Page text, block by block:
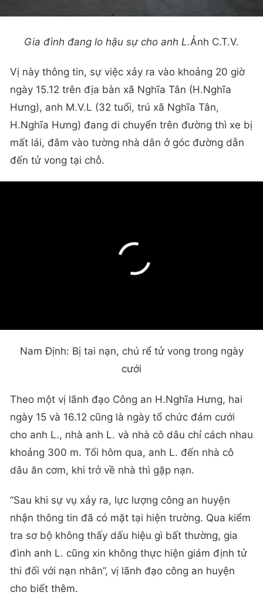
Gia đình đang lo hậu sự cho anh L.Ảnh C.T.V.
Vị này thông tin, sự việc xảy ra vào khoảng 20 giờ
ngày 15.12 trên địa bàn xã Nghĩa Tân (H.Nghĩa
Hưng), anh M.V.L (32 tuổi, trú xã Nghĩa Tân,
H.Nghĩa Hưng) đang di chuyển trên đường thì xe bị
mất lái, đâm vào tường nhà dân ở góc đường dẫn
đến tử vong tại chỗ.
Nam Định: Bị tai nạn, chú rể tử vong trong ngày
cưới
Theo một vị lãnh đạo Công an H.Nghĩa Hưng, hai
ngày 15 và 16.12 cũng là ngày tổ chức đám cưới
cho anh L., nhà anh L. và nhà cô dâu chỉ cách nhau
khoảng 300 m. Tối hôm qua, anh L. đến nhà cô
dâu ăn cơm, khi trở về nhà thì gặp nạn.
“Sau khi sự vụ xảy ra, lực lượng công an huyện
nhận thông tin đã có mặt tại hiện trường. Qua kiểm
tra sơ bộ không thấy dấu hiệu gì bất thường, gia
đình anh L. cũng xin không thực hiện giám định tử
thi đối với nạn nhân”, vị lãnh đạo công an huyện
cho biết thêm.